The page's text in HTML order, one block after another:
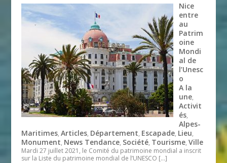
Nice
entre
au
Patrim
oine
Mondi
al de
l’Unesc
o
A la
une,
Activit
és,
Alpes-
Maritimes,Articles, Département, Escapade, Lieu,
Monument, News Tendance, Société, Tourisme,Ville
Mardi 27 juillet 2021, le Comité du patrimoine mondial a inscrit
sur la Liste du patrimoine mondial de l’UNESCO […]